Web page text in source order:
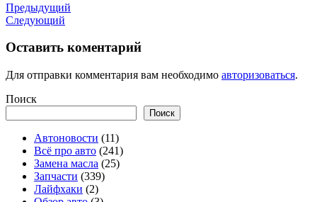
Предыдущий
Следующий
Оставить коментарий
Для отправки комментария вам необходимо авторизоваться.
Поиск
Поиск
Автоновости (11)
Всё про авто (241)
Замена масла (25)
Запчасти (339)
Лайфхаки (2)